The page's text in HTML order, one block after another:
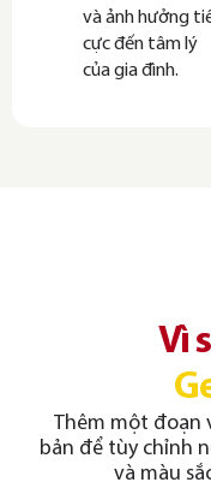
và ảnh hưởng
cực đến tâm lý
của gia đình.
Vì
Thêm một đoạn
bản để tùy chỉnh
và màu